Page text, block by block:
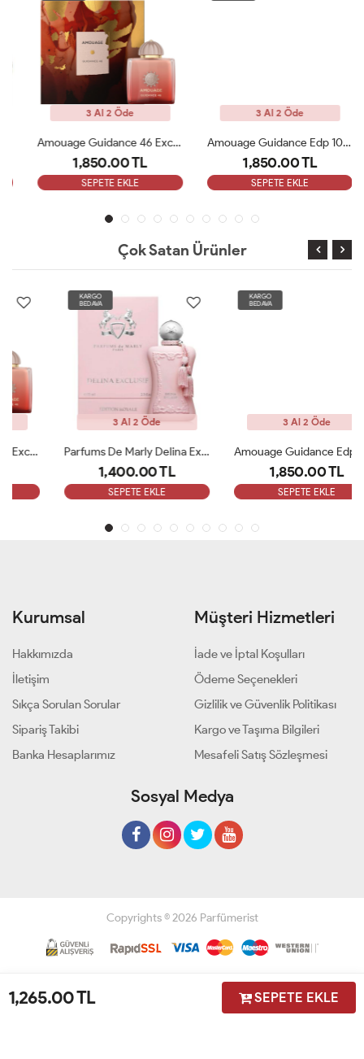
1,265.00TL SEPETE EKLE
3 Al 2 Öde
Amouage Guidance 46 Exceptional Extrait 100ml Kadın Parfüm ARC
1,850.00 TL
SEPETE EKLE
3 Al 2 Öde
Amouage Guidance Edp 100 Ml Bayan Parfüm ARC
1,850.00 TL
SEPETE EKLE
Çok Satan Ürünler
3 Al 2 Öde
Parfums De Marly Delina Exclusive EDP Kadın 75ml Parfüm ARC
1,400.00 TL
SEPETE EKLE
3 Al 2 Öde
Amouage Guidance Edp 100 Ml Bayan Parfüm ARC
1,850.00 TL
SEPETE EKLE
Kurumsal
Hakkımızda
İletişim
Sıkça Sorulan Sorular
Sipariş Takibi
Banka Hesaplarımız
Müşteri Hizmetleri
İade ve İptal Koşulları
Ödeme Seçenekleri
Gizlilik ve Güvenlik Politikası
Kargo ve Taşıma Bilgileri
Mesafeli Satış Sözleşmesi
Sosyal Medya
Copyrights © 2026 Parfümerist
Geliştir - powered by innovation
Sipariş Takibi İletişim